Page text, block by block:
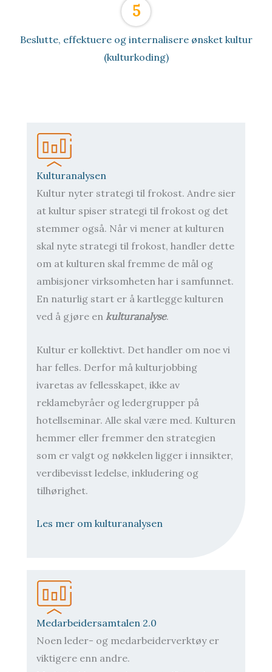
5
Beslutte, effektuere og internalisere ønsket kultur
(kulturkoding)
Kulturanalysen
Kultur nyter strategi til frokost. Andre sier
at kultur spiser strategi til frokost og det
stemmer også. Når vi mener at kulturen
skal nyte strategi til frokost, handler dette
om at kulturen skal fremme de mål og
ambisjoner virksomheten har i samfunnet.
En naturlig start er å kartlegge kulturen
ved å gjøre en kulturanalyse.
Kultur er kollektivt. Det handler om noe vi
har felles. Derfor må kulturjobbing
ivaretas av fellesskapet, ikke av
reklamebyråer og ledergrupper på
hotellseminar. Alle skal være med. Kulturen
hemmer eller fremmer den strategien
som er valgt og nøkkelen ligger i innsikter,
verdibevisst ledelse, inkludering og
tilhørighet.
Les mer om kulturanalysen
Medarbeidersamtalen 2.0
Noen leder- og medarbeiderverktøy er
viktigere enn andre.